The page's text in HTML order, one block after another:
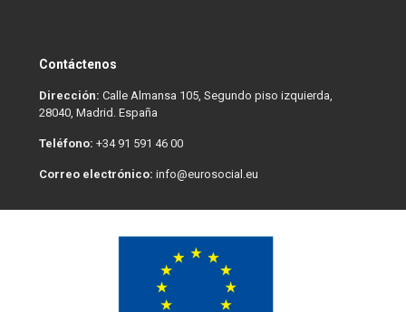
Contáctenos
Dirección: Calle Almansa 105, Segundo piso izquierda,
28040, Madrid. España
Teléfono: +34 91 591 46 00
Correo electrónico: info@eurosocial.eu